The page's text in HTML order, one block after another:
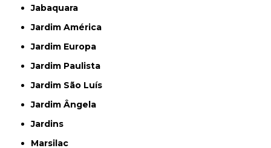
Jabaquara
Jardim América
Jardim Europa
Jardim Paulista
Jardim São Luís
Jardim Ângela
Jardins
Marsilac